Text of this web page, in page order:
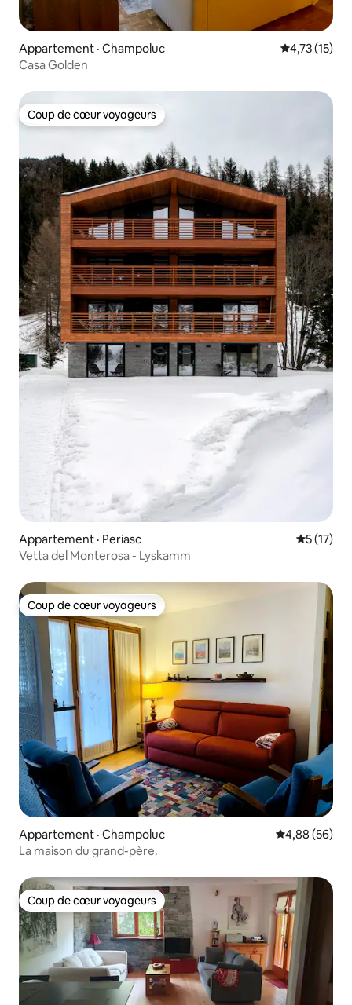
Appartement · Champoluc Note
4,73 (15)
Casa Golden
Coup de cœur voyageurs
Coup de cœur voyageurs
Appartement · Periasc Note
5 (17)
Vetta del Monterosa - Lyskamm
Coup de cœur voyageurs
Coup de cœur voyageurs
Appartement · Champoluc Note
4,88 (56)
La maison du grand-père.
Coup de cœur voyageurs
Coup de cœur voyageurs